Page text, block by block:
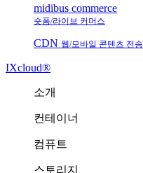
midibus commerce
숏폼/라이브 커머스
CDN 웹/모바일 콘텐츠 전송
IXcloud®
소개
컨테이너
컴퓨트
스토리지